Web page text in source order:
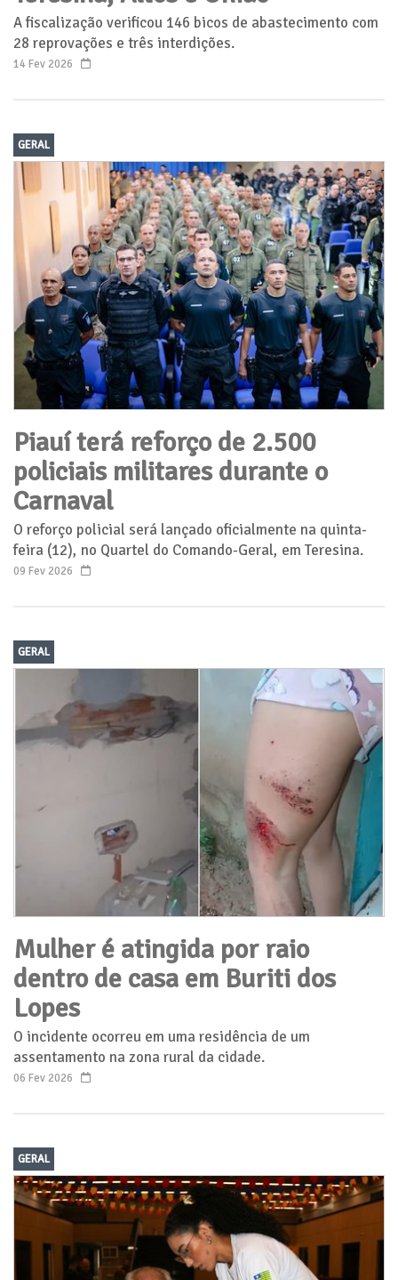
A fiscalização verificou 146 bicos de abastecimento com
28 reprovações e três interdições.
14 Fev 2026
GERAL
Piauí terá reforço de 2.500
policiais militares durante o
Carnaval
O reforço policial será lançado oficialmente na quinta-
feira (12), no Quartel do Comando-Geral, em Teresina.
09 Fev 2026
GERAL
Mulher é atingida por raio
dentro de casa em Buriti dos
Lopes
O incidente ocorreu em uma residência de um
assentamento na zona rural da cidade.
06 Fev 2026
GERAL